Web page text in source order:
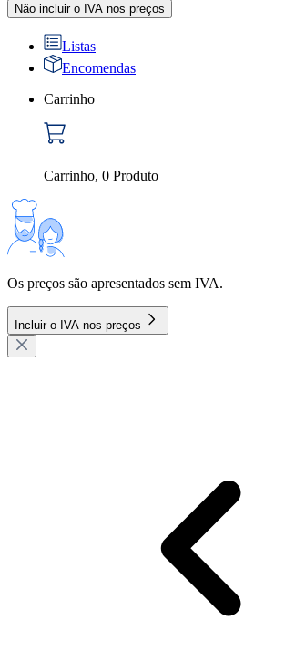
Não incluir o IVA nos preços
Listas
Encomendas
Carrinho
Carrinho, 0 Produto
Os preços são apresentados sem IVA.
Incluir o IVA nos preços